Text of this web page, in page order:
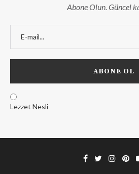
Abone Olun. Güncel
Lezzet Nesli